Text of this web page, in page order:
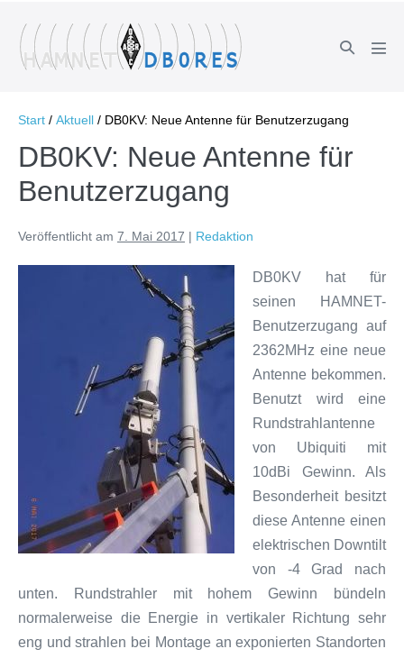
Inhalt
springen
Suche-
Start / Aktuell / DB0KV: Neue Antenne für Benutzerzugang
DB0KV: Neue Antenne für
Benutzerzugang
Veröffentlicht am 7. Mai 2017 | Redaktion
DB0KV hat für
seinen HAMNET-
Benutzerzugang auf
2362MHz eine neue
Antenne bekommen.
Benutzt wird eine
Rundstrahlantenne
von Ubiquiti mit
10dBi Gewinn. Als
Besonderheit besitzt
diese Antenne einen
elektrischen Downtilt
von -4 Grad nach
unten. Rundstrahler mit hohem Gewinn bündeln
normalerweise die Energie in vertikaler Richtung sehr
eng und strahlen bei Montage an exponierten Standorten